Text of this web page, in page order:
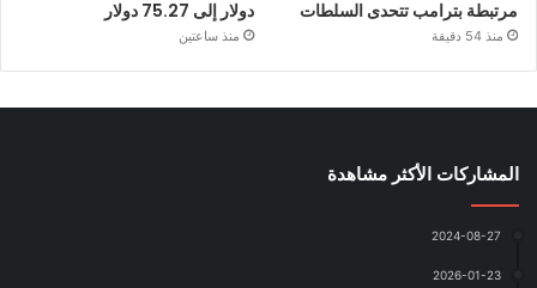
مرتبطة بترامب تتحدى السلطات
منذ 54 دقيقة
دولار إلى 75.27 دولار
منذ ساعتين
المشاركات الأكثر مشاهدة
2024-08-27
2026-01-23